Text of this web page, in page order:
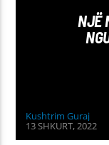
NJË
Kushtrim Guraj
13 SHKURT, 2022